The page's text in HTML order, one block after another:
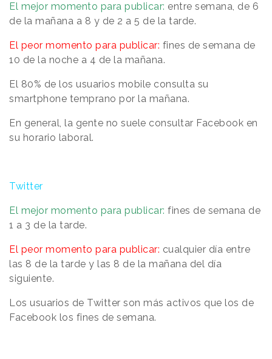
El mejor momento para publicar: entre semana, de 6
de la mañana a 8 y de 2 a 5 de la tarde.
El peor momento para publicar: fines de semana de
10 de la noche a 4 de la mañana.
El 80% de los usuarios mobile consulta su
smartphone temprano por la mañana.
En general, la gente no suele consultar Facebook en
su horario laboral.
Twitter
El mejor momento para publicar: fines de semana de
1 a 3 de la tarde.
El peor momento para publicar: cualquier día entre
las 8 de la tarde y las 8 de la mañana del día
siguiente.
Los usuarios de Twitter son más activos que los de
Facebook los fines de semana.